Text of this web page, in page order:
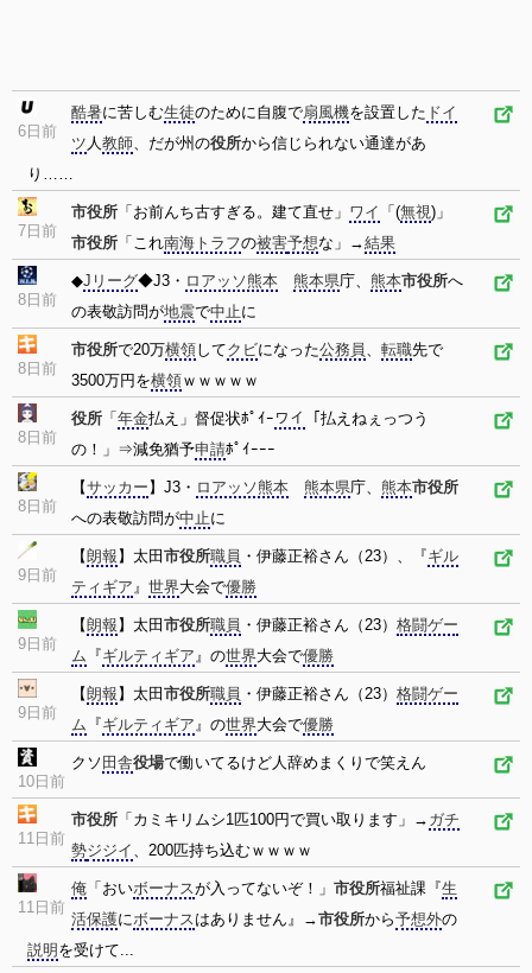
6日前
酷暑に苦しむ生徒のために自腹で扇風機を設置した ドイ
ツ 人教師、だが州の役所から信じられない通達があ
り……
7日前
市役所 「お前んち古すぎる。建て直せ」 ワイ 「(無視)」
市役所 「これ南海トラフの被害予想な」→結果
8日前
◆Jリーグ◆J3・ ロアッソ熊本 熊本県庁、 熊本市役所へ
の表敬訪問が地震で中止に
8日前
市役所で20万横領してクビになった公務員 、 転職先で
3500万円を横領ｗｗｗｗｗ
8日前
役所 「 年金払え」督促状ﾎﾟｲｰ ワイ
「払えねぇっつう
の！」⇒減免猶予申請ﾎﾟｲｰｰｰ
8日前
【サッカー 】J3・ ロアッソ熊本 熊本県庁、 熊本市役所
への表敬訪問が中止に
9日前
【朗報 】太田 市役所職員 ・伊藤正裕さん（23）、『ギル
ティギア』 世界大会で優勝
9日前
【朗報 】太田 市役所職員 ・伊藤正裕さん（23） 格闘ゲー
ム 『ギルティギア』の世界大会で優勝
9日前
【朗報 】太田 市役所職員 ・伊藤正裕さん（23） 格闘ゲー
ム 『ギルティギア』の世界大会で優勝
10日前
クソ 田舎役場で働いてるけど人辞めまくりで笑えん
11日前
市役所 「カミキリムシ1匹100円で買い取ります」→ ガチ
勢ジジイ 、200匹持ち込むｗｗｗｗ
11日前
俺 「おいボーナスが入ってないぞ！」 市役所福祉課『生
活保護にボーナスはありません』→市役所から予想外の
説明 を受けて...